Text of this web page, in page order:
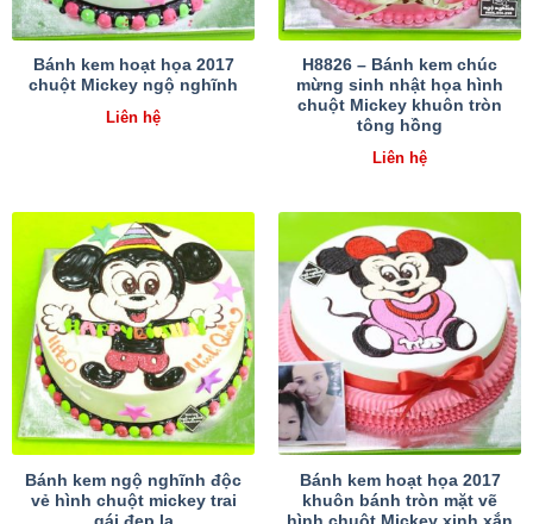
Bánh kem hoạt họa 2017
chuột Mickey ngộ nghĩnh
Liên hệ
H8826 – Bánh kem chúc
mừng sinh nhật họa hình
chuột Mickey khuôn tròn
tông hồng
Liên hệ
Bánh kem ngộ nghĩnh độc
vẻ hình chuột mickey trai
Bánh kem hoạt họa 2017
khuôn bánh tròn mặt vẽ